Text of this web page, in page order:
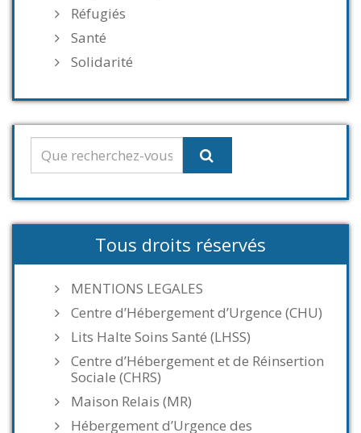
Réfugiés
Santé
Solidarité
Tous droits réservés
MENTIONS LEGALES
Centre d’Hébergement d’Urgence (CHU)
Lits Halte Soins Santé (LHSS)
Centre d’Hébergement et de Réinsertion
Sociale (CHRS)
Maison Relais (MR)
Hébergement d’Urgence des